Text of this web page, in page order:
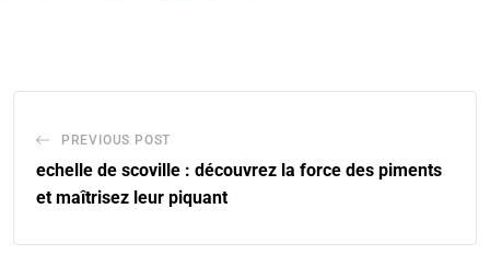
PREVIOUS POST
echelle de scoville : découvrez la force des piments
et maîtrisez leur piquant